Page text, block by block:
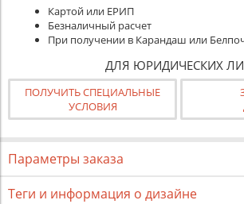
Картой или ЕРИП
Безналичный расчет
При получении в Карандаш или
ДЛЯ ЮРИДИЧЕСКИХ
ПОЛУЧИТЬ СПЕЦИАЛЬНЫЕ
УСЛОВИЯ
Параметры заказа
Теги и информация о дизайне